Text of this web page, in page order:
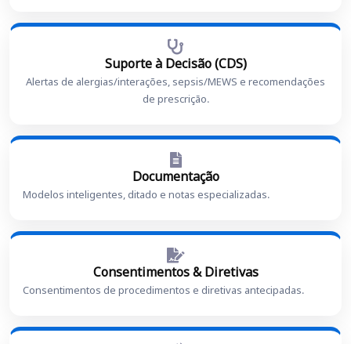
Suporte à Decisão (CDS)
Alertas de alergias/interações, sepsis/MEWS e recomendações
de prescrição.
Documentação
Modelos inteligentes, ditado e notas especializadas.
Consentimentos & Diretivas
Consentimentos de procedimentos e diretivas antecipadas.